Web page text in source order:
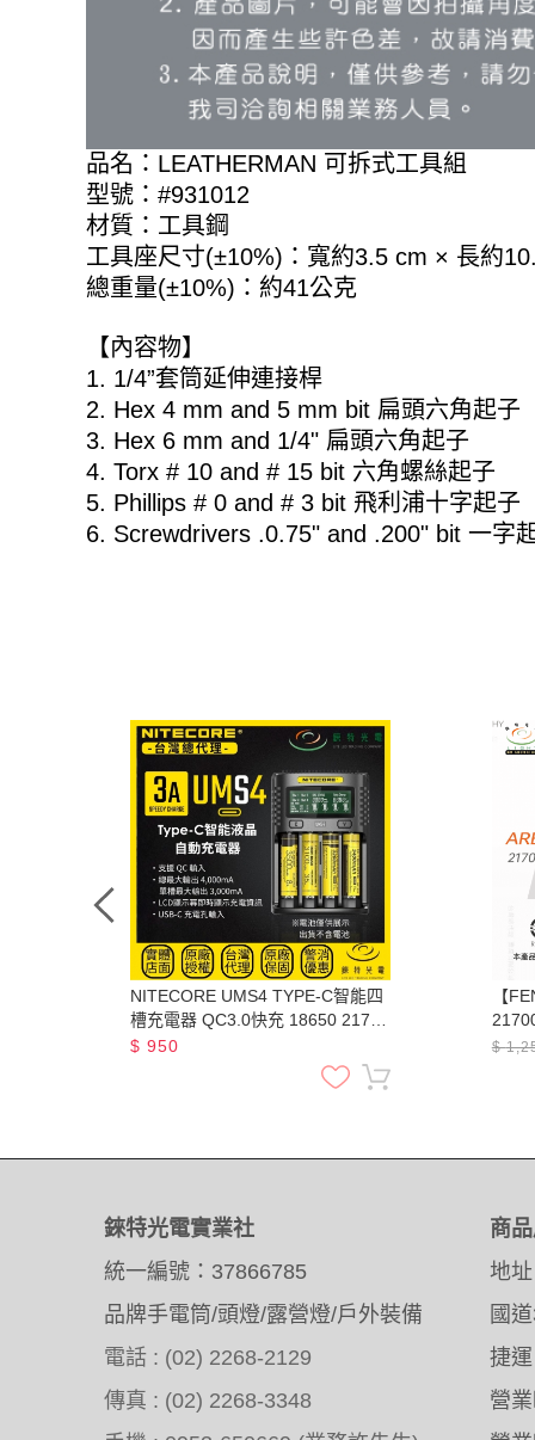
品名：LEATHERMAN 可拆式工具組
型號：#931012
材質：工具鋼
工具座尺寸(±10%)：寬約3.5 cm × 長約
總重量(±10%)：約41公克
【內容物】
1. 1/4”套筒延伸連接桿
2. Hex 4 mm and 5 mm bit 扁頭六角起子
3. Hex 6 mm and 1/4" 扁頭六角起子
4. Torx # 10 and # 15 bit 六角螺絲起子
5. Phillips # 0 and # 3 bit 飛利浦十字起子
6. Screwdrivers .0.75" and .200" bit 一字
NITECORE UMS4 TYPE-C智能四
槽充電器 QC3.0快充 18650 21700
鋰電池 AA AAA 鎳氫
$950
【
$
錸特光電實業社
統一編號：37866785
品牌手電筒/頭燈/露營燈/戶外裝備
電話 : (02) 2268-2129
傳真 : (02) 2268-3348
商
地
國
捷
營